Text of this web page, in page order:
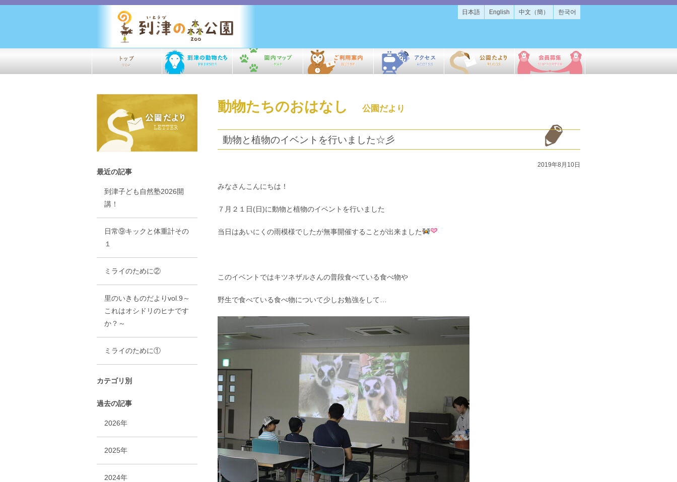
日本語 English 中文（簡） 한국어
動物たちのおはなし 公園だより
動物と植物のイベントを行いました☆彡
2019年8月10日
みなさんこんにちは！
７月２１日(日)に動物と植物のイベントを行いました
当日はあいにくの雨模様でしたが無事開催することが出来ました
このイベントではキツネザルさんの普段食べている食べ物や
野生で食べている食べ物について少しお勉強をして…
最近の記事
到津子ども自然塾2026開
講！
日常⑨キックと体重計その
１
ミライのために②
里のいきものだよりvol.9～
これはオシドリのヒナです
か？～
ミライのために①
カテゴリ別
過去の記事
2026年
2025年
2024年